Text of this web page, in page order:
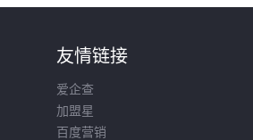
管壁。
快拧接头
的密封原理是压缩密封圈
分三步操作：
大
（无工具时不超过半圈）
友情链接
爱企查
加盟星
百度营销